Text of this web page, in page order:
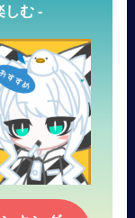
しむ -